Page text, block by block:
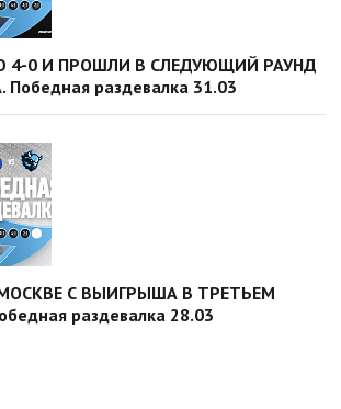
4-0 И ПРОШЛИ В СЛЕДУЮЩИЙ РАУНД
Победная раздевалка 31.03
С ВЫИГРЫША В ТРЕТЬЕМ
раздевалка 28.03